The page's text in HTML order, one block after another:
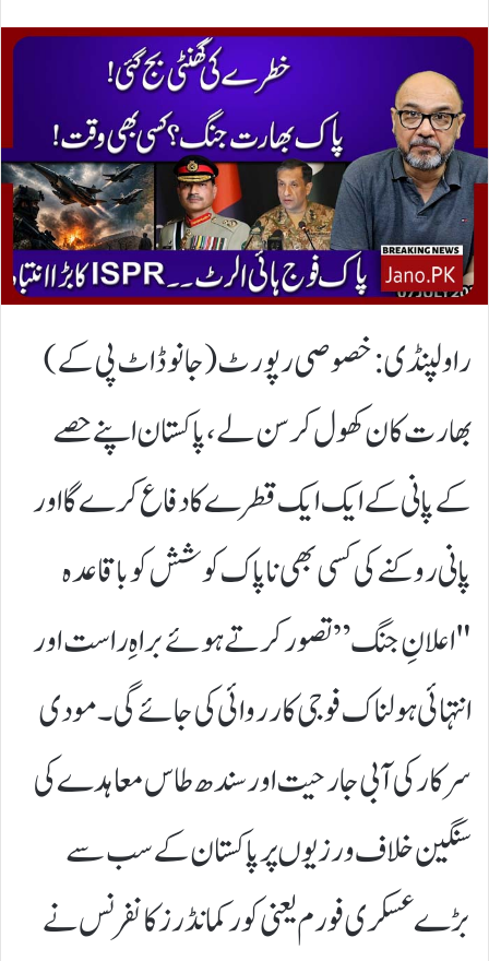
راولپنڈی: خصوصی رپورٹ (جانو ڈاٹ پی کے)​
بھارت کان کھول کر سن لے، پاکستان اپنے حصے
کے پانی کے ایک ایک قطرے کا دفاع کرے گا اور
پانی روکنے کی کسی بھی ناپاک کوشش کو باقاعدہ
"اعلانِ جنگ” تصور کرتے ہوئے براہِ راست اور
انتہائی ہولناک فوجی کارروائی کی جائے گی۔ مودی
سرکار کی آبی جارحیت اور سندھ طاس معاہدے کی
سنگین خلاف ورزیوں پر پاکستان کے سب سے
بڑے عسکری فورم یعنی کور کمانڈرز کانفرنس نے